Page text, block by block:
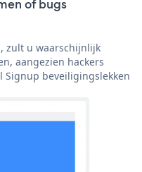
of bugs
zult u waarschijnlijk
aangezien hackers
Signup beveiligingslekken